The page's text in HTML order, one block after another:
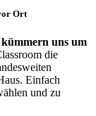
Ort
uns um
die
Einfach
und zu